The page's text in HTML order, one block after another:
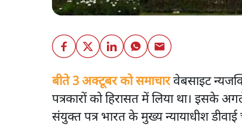
बीते 3 अक्टूबर को समाचारवेबसाइट
पत्रकारों को हिरासत में लिया था। इसके
संयुक्त पत्र भारत के मुख्य न्यायाधीश डीवाई